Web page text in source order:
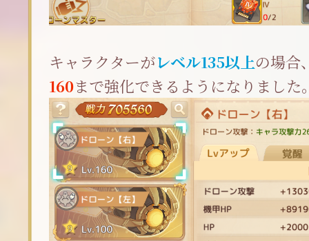
キャラクターがレベル135以上の場合
160まで強化できるようになりました